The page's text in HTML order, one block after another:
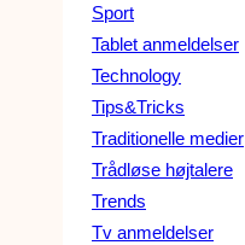
Sport
Tablet anmeldelser
Technology
Tips&Tricks
Traditionelle medier
Trådløse højtalere
Trends
Tv anmeldelser